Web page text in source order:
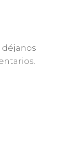
déjanos